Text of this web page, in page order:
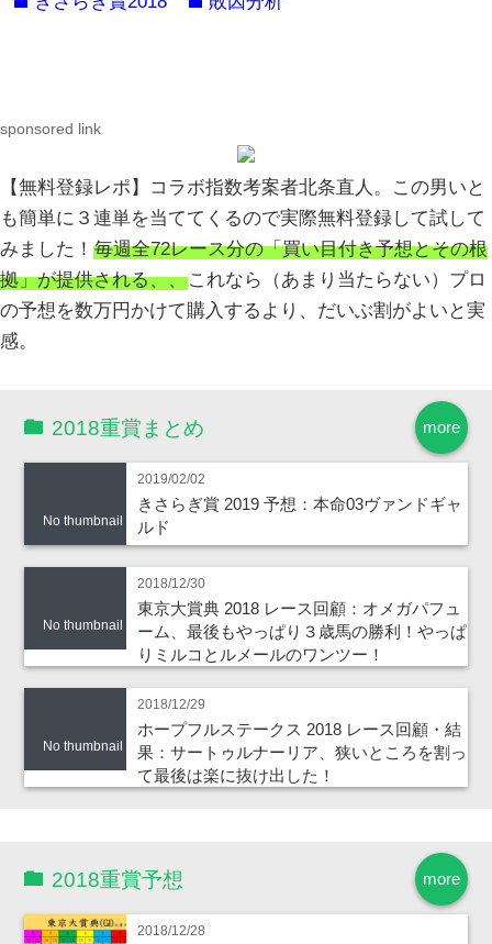
sponsored link
【無料登録レポ】コラボ指数考案者北条直人。この男いと
も簡単に３連単を当ててくるので実際無料登録して試して
みました！ 毎週全72レース分の「買い目付き予想とその根
拠」が提供される、、これなら（あまり当たらない）プロ
の予想を数万円かけて購入するより、だいぶ割がよいと実
感。
more
2018重賞まとめ
No thumbnail
2019/02/02
きさらぎ賞 2019 予想：本命03ヴァンドギャ
ルド
No thumbnail
2018/12/30
東京大賞典 2018 レース回顧：オメガパフュ
ーム、最後もやっぱり３歳馬の勝利！やっぱ
りミルコとルメールのワンツー！
No thumbnail
2018/12/29
ホープフルステークス 2018 レース回顧・結
果：サートゥルナーリア、狭いところを割っ
て最後は楽に抜け出した！
more
2018重賞予想
2018/12/28